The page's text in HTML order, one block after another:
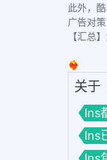
此外，
广告对
【汇总
❤️‍🔥
关于
Ins
Ins